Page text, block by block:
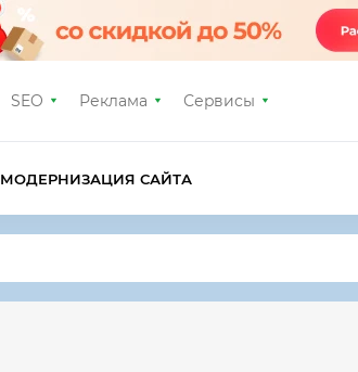
SEO Реклама Сервисы
МОДЕРНИЗАЦИЯ САЙТА